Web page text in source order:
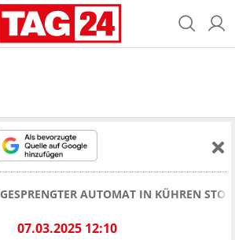
GESPRENGTER AUTOMAT IN KÜHREN
07.03.2025 12:10